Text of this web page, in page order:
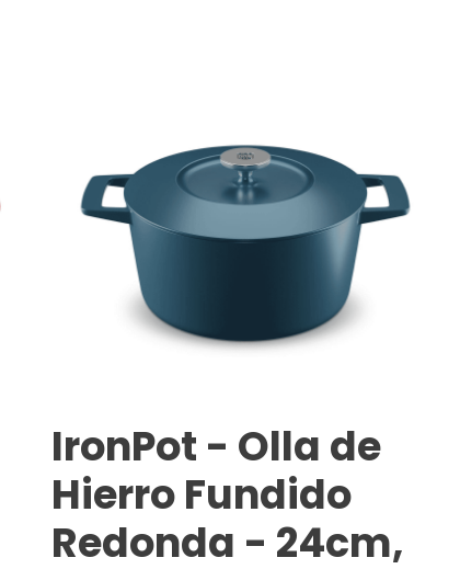
IronPot - Olla de
Hierro Fundido
Redonda - 24cm,